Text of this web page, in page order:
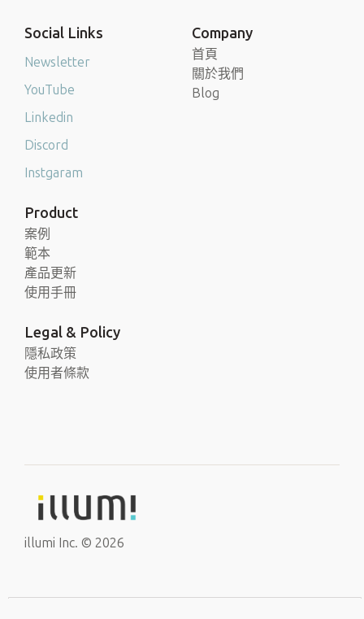
Social Links
Newsletter
YouTube
Linkedin
Discord
Instgaram
Company
首頁
關於我們
Blog
Product
案例
範本
產品更新
使用手冊
Legal & Policy
隱私政策
使用者條款
illumi Inc. © 2026